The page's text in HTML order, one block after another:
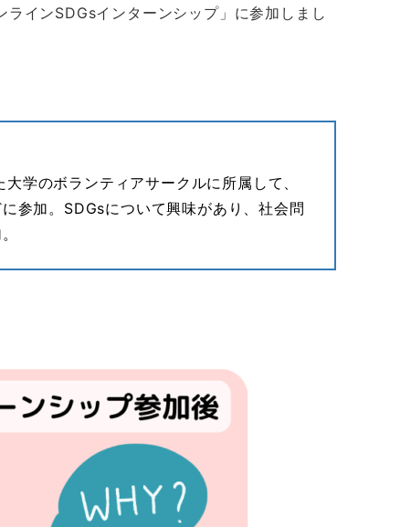
インSDGsインターンシップ」に参加しまし
学のボランティアサークルに所属して、
参加。SDGsについて興味があり、社会問